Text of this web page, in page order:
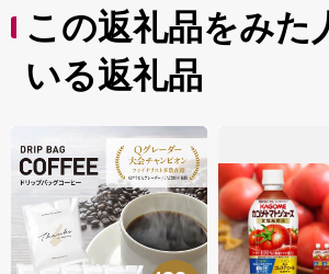
この返礼品をみた
いる返礼品